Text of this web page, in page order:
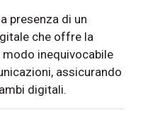
presenza di un
che offre la
inequivocabile
assicurando
digitali.